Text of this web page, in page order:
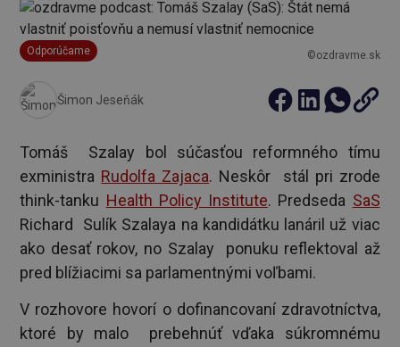
Odporúčame ©ozdravme.sk
Šimon Jeseňák
Tomáš Szalay bol súčasťou reformného tímu
exministra Rudolfa Zajaca. Neskôr stál pri zrode
think-tanku Health Policy Institute. Predseda SaS
Richard Sulík Szalaya na kandidátku lanáril už viac
ako desať rokov, no Szalay ponuku reflektoval až
pred blížiacimi sa parlamentnými voľbami.
V rozhovore hovorí o dofinancovaní zdravotníctva,
ktoré by malo prebehnúť vďaka súkromnému